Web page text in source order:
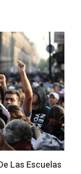
Las Escuelas